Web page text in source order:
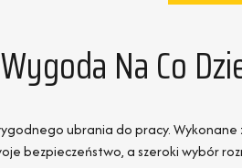
Na Co
ubrania do pracy. Wykonane
bezpieczeństwo, a szeroki wybór